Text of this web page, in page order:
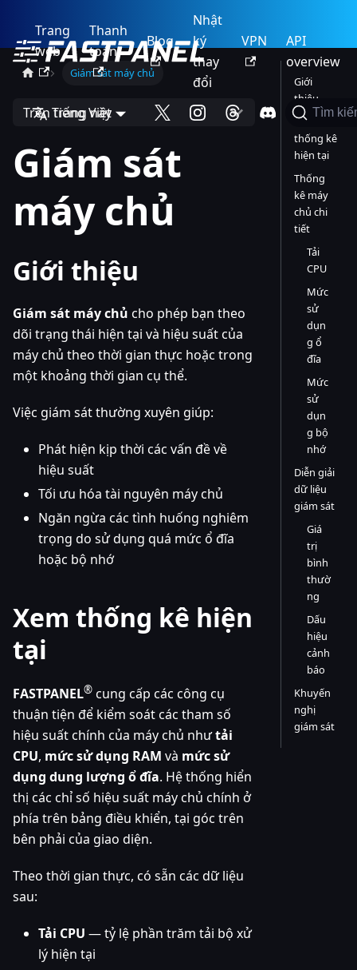
Trang
web
Thanh
toán
Blog
Nhật
ký
thay
đổi
VPN
API
overview
Tiếng Việt Tìm
Giám sát máy chủ
Trên trang này
Giám sát
máy chủ
Giới thiệu
Giám sát máy chủ cho phép bạn theo
dõi trạng thái hiện tại và hiệu suất của
máy chủ theo thời gian thực hoặc trong
một khoảng thời gian cụ thể.
Việc giám sát thường xuyên giúp:
Phát hiện kịp thời các vấn đề về
hiệu suất
Tối ưu hóa tài nguyên máy chủ
Ngăn ngừa các tình huống nghiêm
trọng do sử dụng quá mức ổ đĩa
hoặc bộ nhớ
Xem thống kê hiện
tại
FASTPANEL® cung cấp các công cụ
thuận tiện để kiểm soát các tham số
hiệu suất chính của máy chủ nhưtải
CPU, mức sử dụng RAM và mức sử
dụng dung lượng ổ đĩa. Hệ thống hiển
thị các chỉ số hiệu suất máy chủ chính ở
phía trên bảng điều khiển, tại góc trên
bên phải của giao diện.
Theo thời gian thực, có sẵn các dữ liệu
sau:
Tải CPU — tỷ lệ phần trăm tải bộ xử
lý hiện tại
Giới
thiệu
Xem
thống kê
hiện tại
Thống
kê máy
chủ chi
tiết
Tải
CPU
Mức
sử
dụn
g ổ
đĩa
Mức
sử
dụn
g bộ
nhớ
Diễn giải
dữ liệu
giám sát
Giá
trị
bình
thườ
ng
Dấu
hiệu
cảnh
báo
Khuyến
nghị
giám sát